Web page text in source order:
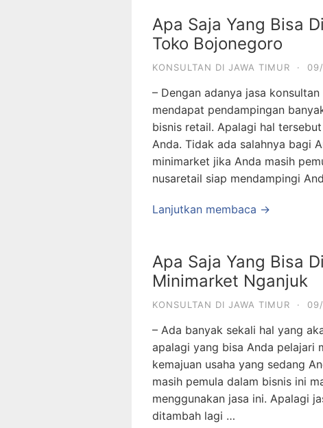
Apa Saja Yang Bisa
Toko Bojonegoro
KONSULTAN DI JAWA TIMUR ·
– Dengan adanya jasa
mendapat pendampingan
bisnis retail. Apalagi hal
Anda. Tidak ada salahnya bagi
minimarket jika Anda masih
nusaretail siap mendampingi
Lanjutkan membaca →
Apa Saja Yang Bisa
Minimarket Nganjuk
KONSULTAN DI JAWA TIMUR ·
– Ada banyak sekali hal yang
apalagi yang bisa Anda pelajari
kemajuan usaha yang sedang
masih pemula dalam bisnis ini
menggunakan jasa ini. Apalagi
ditambah lagi …